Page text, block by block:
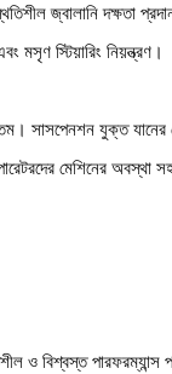
জ্বালানি দক্ষতা
স্টিয়ারিং নিয়ন্ত্রণ।
সাসপেনশন যুক্ত যানের
মেশিনের অবস্থা
ও বিশ্বস্ত